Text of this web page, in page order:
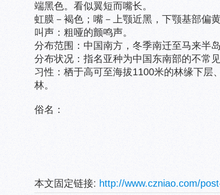
端黑色。看似翼短而嘴长。
虹膜－褐色；嘴－上颚近黑，下颚基部偏
叫声：粗哑的颤鸣声。
分布范围：中国南方，冬季南迁至马来半
分布状况：指名亚种为中国东南部的不常
习性：栖于高可至海拔1100米的林缘下层
林。
俗名：
本文固定链接: http://www.czniao.com/